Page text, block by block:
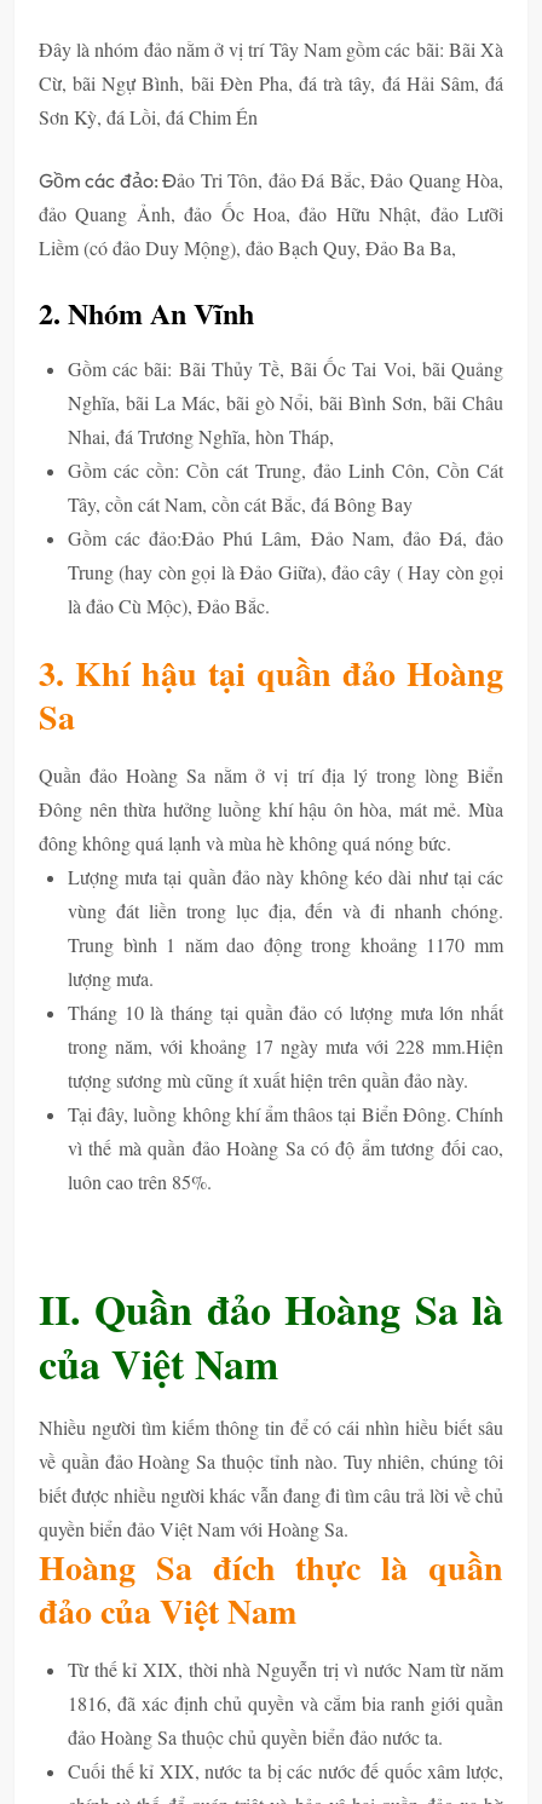
Đây là nhóm đảo nằm ở vị trí Tây Nam gồm các bãi: Bãi Xà
Cừ, bãi Ngự Bình, bãi Đèn Pha, đá trà tây, đá Hải Sâm, đá
Sơn Kỳ, đá Lồi, đá Chim Én
Gồm các đảo: Đảo Tri Tôn, đảo Đá Bắc, Đảo Quang Hòa,
đảo Quang Ảnh, đảo Ốc Hoa, đảo Hữu Nhật, đảo Lưỡi
Liềm (có đảo Duy Mộng), đảo Bạch Quy, Đảo Ba Ba,
2. Nhóm An Vĩnh
Gồm các bãi: Bãi Thủy Tề, Bãi Ốc Tai Voi, bãi Quảng
Nghĩa, bãi La Mác, bãi gò Nổi, bãi Bình Sơn, bãi Châu
Nhai, đá Trương Nghĩa, hòn Tháp,
Gồm các cồn: Cồn cát Trung, đảo Linh Côn, Cồn Cát
Tây, cồn cát Nam, cồn cát Bắc, đá Bông Bay
Gồm các đảo:Đảo Phú Lâm, Đảo Nam, đảo Đá, đảo
Trung (hay còn gọi là Đảo Giữa), đảo cây ( Hay còn gọi
là đảo Cù Mộc), Đảo Bắc.
3. Khí hậu tại quần đảo Hoàng
Sa
Quần đảo Hoàng Sa nằm ở vị trí địa lý trong lòng Biển
Đông nên thừa hưởng luồng khí hậu ôn hòa, mát mẻ. Mùa
đông không quá lạnh và mùa hè không quá nóng bức.
Lượng mưa tại quần đảo này không kéo dài như tại các
vùng đát liền trong lục địa, đến và đi nhanh chóng.
Trung bình 1 năm dao động trong khoảng 1170 mm
lượng mưa.
Tháng 10 là tháng tại quần đảo có lượng mưa lớn nhất
trong năm, với khoảng 17 ngày mưa với 228 mm.Hiện
tượng sương mù cũng ít xuất hiện trên quần đảo này.
Tại đây, luồng không khí ẩm thâos tại Biển Đông. Chính
vì thế mà quần đảo Hoàng Sa có độ ẩm tương đối cao,
luôn cao trên 85%.
II. Quần đảo Hoàng Sa là
của Việt Nam
Nhiều người tìm kiếm thông tin để có cái nhìn hiều biết sâu
về quần đảo Hoàng Sa thuộc tỉnh nào. Tuy nhiên, chúng tôi
biết được nhiều người khác vẫn đang đi tìm câu trả lời về chủ
quyền biển đảo Việt Nam với Hoàng Sa.
Hoàng Sa đích thực là quần
đảo của Việt Nam
Từ thế kỉ XIX, thời nhà Nguyễn trị vì nước Nam từ năm
1816, đã xác định chủ quyền và cắm bia ranh giới quần
đảo Hoàng Sa thuộc chủ quyền biển đảo nước ta.
Cuối thế kỉ XIX, nước ta bị các nước đế quốc xâm lược,